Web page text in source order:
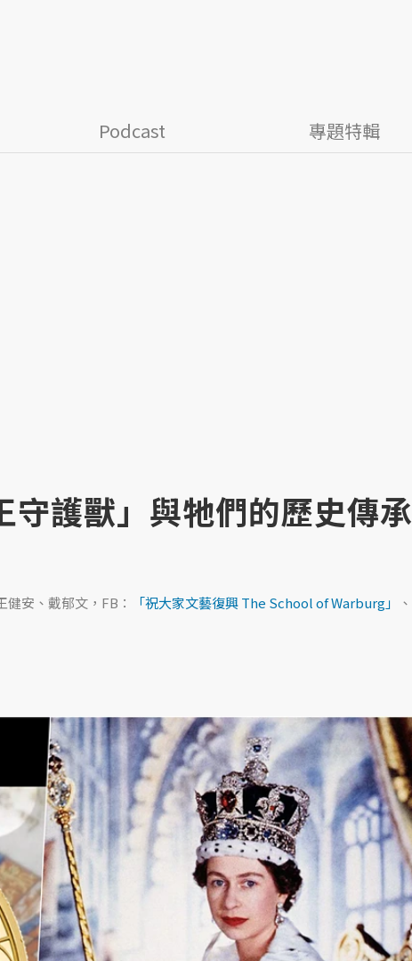
Podcast 專題特輯
護獸」與牠們的歷史傳承
安、戴郁文，FB： 「祝大家文藝復興 The School of Warburg」
、